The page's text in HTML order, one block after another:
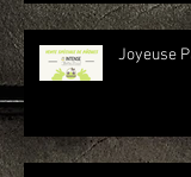
Joyeuse